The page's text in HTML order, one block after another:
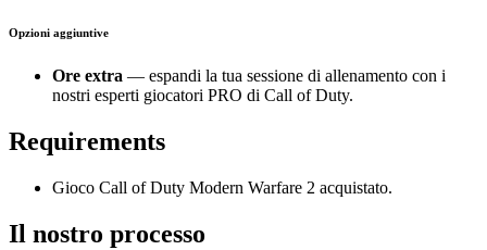
Opzioni aggiuntive
Ore extra — espandi la tua sessione di allenamento con i
nostri esperti giocatori PRO di Call of Duty.
Requirements
Gioco Call of Duty Modern Warfare 2 acquistato.
Il nostro processo